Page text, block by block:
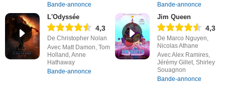
Bande-annonce
Bande-annonce
L'Odyssée
4,3
De Christopher Nolan
Avec Matt Damon, Tom
Holland, Anne
Hathaway
Bande-annonce
Jim Queen
4,3
De Marco Nguyen,
Nicolas Athane
Avec Alex Ramires,
Jérémy Gillet, Shirley
Souagnon
Bande-annonce